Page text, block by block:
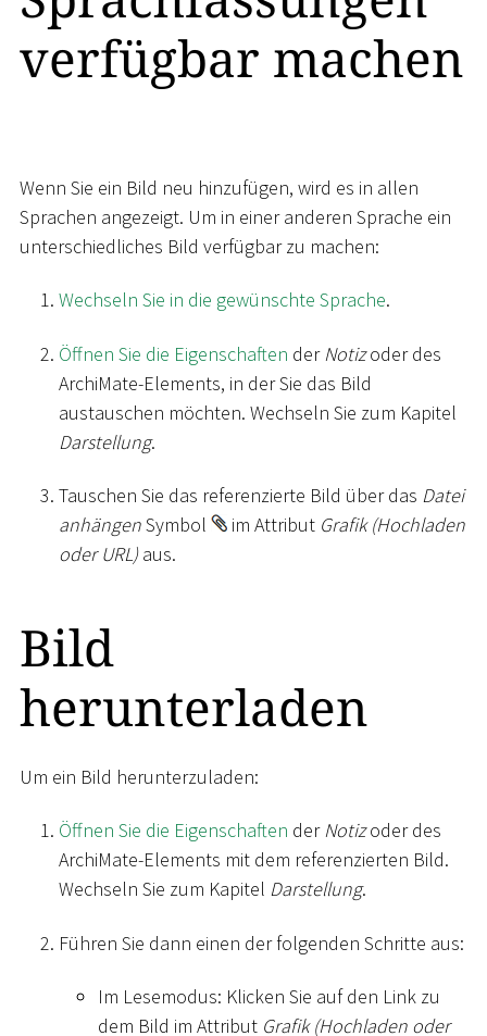
verfügbar machen
Wenn Sie ein Bild neu hinzufügen, wird es in allen
Sprachen angezeigt. Um in einer anderen Sprache ein
unterschiedliches Bild verfügbar zu machen:
Wechseln Sie in die gewünschte Sprache.
Öffnen Sie die Eigenschaften derNotizoder des
ArchiMate-Elements, in der Sie das Bild
austauschen möchten. Wechseln Sie zum Kapitel
Darstellung.
Tauschen Sie das referenzierte Bild über das Datei
anhängenSymbol im Attribut Grafik (Hochladen
oder URL)aus.
Bild
herunterladen
Um ein Bild herunterzuladen:
Öffnen Sie die Eigenschaften derNotizoder des
ArchiMate-Elements mit dem referenzierten Bild.
Wechseln Sie zum Kapitel Darstellung.
Führen Sie dann einen der folgenden Schritte aus:
Im Lesemodus: Klicken Sie auf den Link zu
dem Bild im Attribut Grafik (Hochladen oder